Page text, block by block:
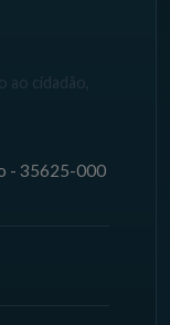
ao cidadão,
- 35625-000